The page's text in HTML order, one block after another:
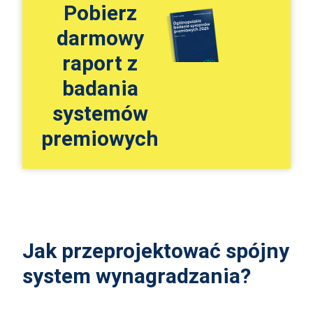
Pobierz
darmowy
raport z
badania
systemów
premiowych
Jak przeprojektować spójny
system wynagradzania?